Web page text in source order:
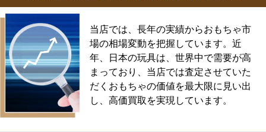
当店では、長年の実績からおもちゃ市
場の相場変動を把握しています。近
年、日本の玩具は、世界中で需要が高
まっており、当店では査定させていた
だくおもちゃの価値を最大限に見い出
し、高価買取を実現しています。